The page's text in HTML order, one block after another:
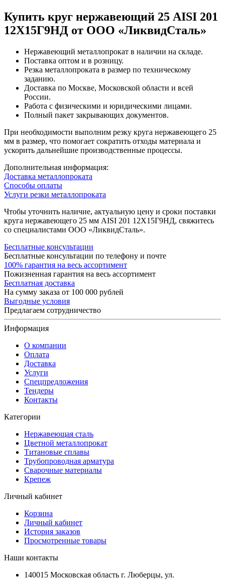
Купить круг нержавеющий 25 AISI 201
12Х15Г9НД от ООО «ЛиквидСталь»
Нержавеющий металлопрокат в наличии на складе.
Поставка оптом и в розницу.
Резка металлопроката в размер по техническому
заданию.
Доставка по Москве, Московской области и всей
России.
Работа с физическими и юридическими лицами.
Полный пакет закрывающих документов.
При необходимости выполним резку круга нержавеющего 25
мм в размер, что помогает сократить отходы материала и
ускорить дальнейшие производственные процессы.
Дополнительная информация:
Доставка металлопроката
Способы оплаты
Услуги резки металлопроката
Чтобы уточнить наличие, актуальную цену и сроки поставки
круга нержавеющего 25 мм AISI 201 12Х15Г9НД, свяжитесь
со специалистами ООО «ЛиквидСталь».
Бесплатные консультации
Бесплатные консультации по телефону и почте
100% гарантия на весь ассортимент
Пожизненная гарантия на весь ассортимент
Бесплатная доставка
На сумму заказа от 100 000 рублей
Выгодные условия
Предлагаем сотрудничество
Информация
О компании
Оплата
Доставка
Услуги
Спецпредложения
Тендеры
Контакты
Категории
Нержавеющая сталь
Цветной металлопрокат
Титановые сплавы
Трубопроводная арматура
Сварочные материалы
Крепеж
Личный кабинет
Корзина
Личный кабинет
История заказов
Просмотренные товары
Наши контакты
140015 Московская область г. Люберцы, ул.